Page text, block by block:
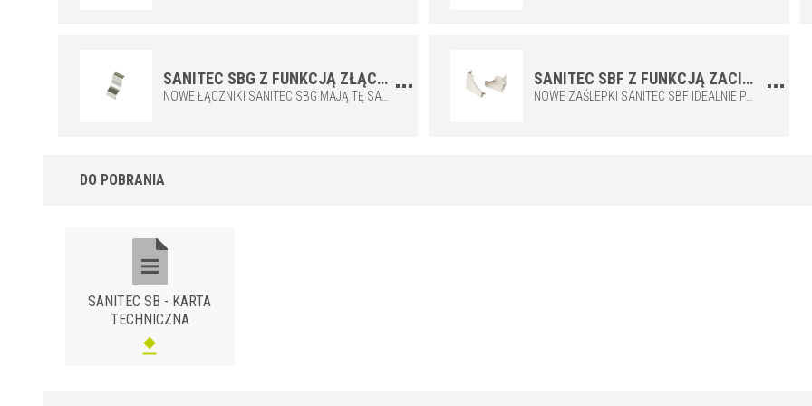
wykończenia narożników w schludny i elegancki sposób.
STAL NIERDZEWNA 304/ PIASKOWANA
SANITEC SBG Z FUNKCJĄ ZŁĄCZA DLA PROFILU SANITEC SB ZE STALI NIERDZEWNEJ SANITEC SBF Z FUNKCJĄ ZACISKU DLA PROFILU SANITEC SB ZE STALI NIERDZEWNEJ
DO POBRANIA
SANITEC SB - KARTA
TECHNICZNA